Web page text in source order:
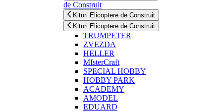
de Construit
Kituri Elicoptere de Construit
Kituri Elicoptere de Construit
TRUMPETER
ZVEZDA
HELLER
MIsterCraft
SPECIAL HOBBY
HOBBY PARK
ACADEMY
AMODEL
EDUARD